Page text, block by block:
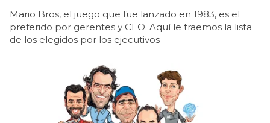
Mario Bros, el juego que fue lanzado en 1983, es el
preferido por gerentes y CEO. Aquí le traemos la lista
de los elegidos por los ejecutivos